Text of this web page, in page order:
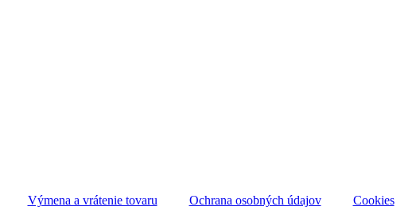
Výmena a vrátenie tovaru Ochrana osobných údajov Cookies